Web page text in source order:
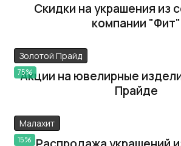
Скидки на украшения из
компании "Фит"
Золотой Прайд
75%
Акции на ювелирные
Прайде
Малахит
15%